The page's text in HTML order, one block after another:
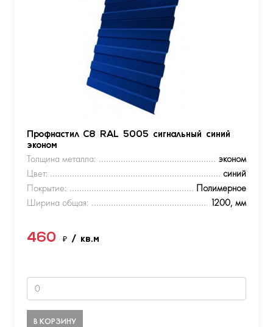
Профнастил С8 RAL 5005 сигнальный синий
эконом
Толщина металла:
эконом
Цвет:
синий
Покрытие:
Полимерное
Ширина общая:
1200, мм
460 ₽ / кв.м
В КОРЗИНУ